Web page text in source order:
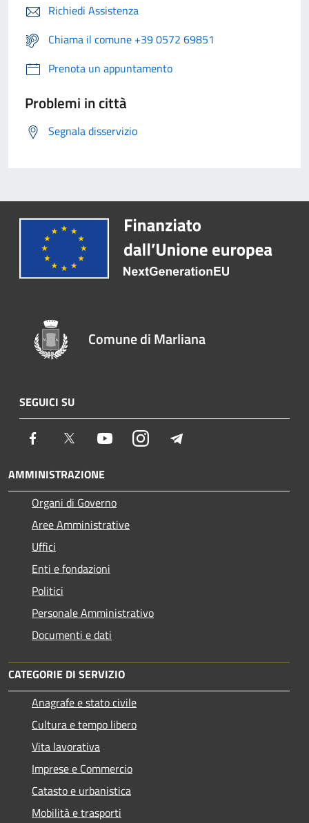
Richiedi Assistenza
Chiama il comune +39 0572 69851
Prenota un appuntamento
Problemi in città
Segnala disservizio
Comune di Marliana
SEGUICI SU
Facebook Twitter YoutubeInstagram
AMMINISTRAZIONE
Organi di Governo
Aree Amministrative
Uffici
Enti e fondazioni
Politici
Personale Amministrativo
Documenti e dati
CATEGORIE DI SERVIZIO
Anagrafe e stato civile
Cultura e tempo libero
Vita lavorativa
Imprese e Commercio
Catasto e urbanistica
Mobilità e trasporti